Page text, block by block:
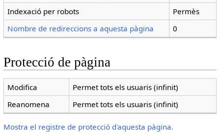
Indexació per robots
Permès
Nombre de redireccions a aquesta pàgina
0
Protecció de pàgina
Modifica
Permet tots els usuaris (infinit)
Reanomena
Permet tots els usuaris (infinit)
Mostra el registre de protecció d'aquesta pàgina.